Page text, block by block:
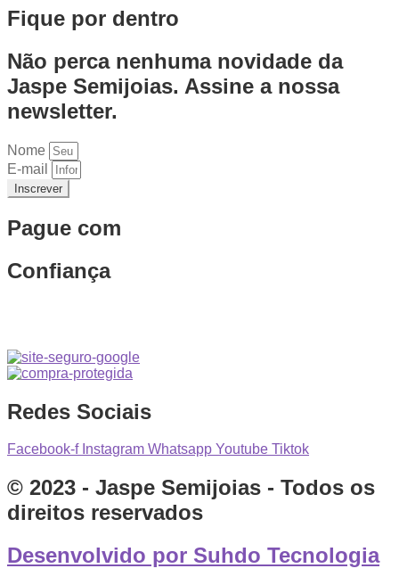
Fique por dentro
Não perca nenhuma novidade da
Jaspe Semijoias. Assine a nossa
newsletter.
Nome
E-mail
Inscrever
Pague com
Confiança
Redes Sociais
Facebook-f Instagram Whatsapp Youtube Tiktok
© 2023 - Jaspe Semijoias - Todos os
direitos reservados
Desenvolvido por Suhdo Tecnologia